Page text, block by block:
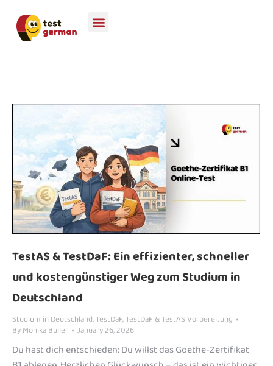
TestAS & TestDaF: Ein effizienter, schneller
und kostengünstiger Weg zum Studium in
Deutschland
Studium in Deutschland,TestDaF,TestDaF & TestAS Vorbereitung
ByMonika Buller January 26, 2026
Du hast dich entschieden: Du willst das Goethe-Zertifikat